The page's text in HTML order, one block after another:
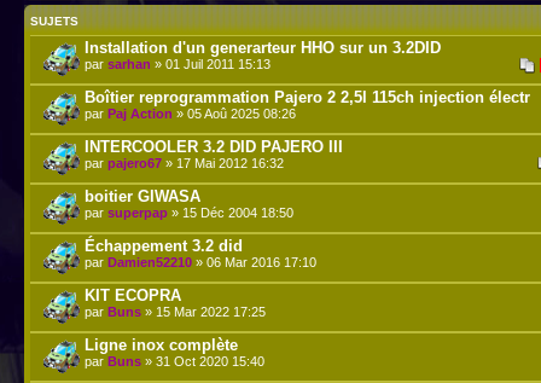
SUJETS
Installation d'un generarteur HHO sur un 3.2DID
par sarhan » 01 Juil 2011 15:13
Boîtier reprogrammation Pajero 2 2,5l 115ch injection électr
par Paj Action » 05 Aoû 2025 08:26
INTERCOOLER 3.2 DID PAJERO III
par pajero67 » 17 Mai 2012 16:32
boitier GIWASA
par superpap » 15 Déc 2004 18:50
Échappement 3.2 did
par Damien52210 » 06 Mar 2016 17:10
KIT ECOPRA
par Buns » 15 Mar 2022 17:25
Ligne inox complète
par Buns » 31 Oct 2020 15:40